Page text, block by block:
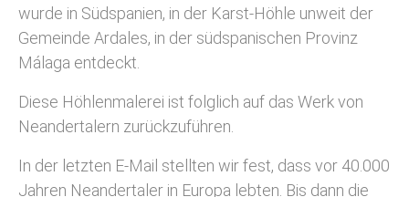
wurde in Südspanien, in der Karst-Höhle unweit der
Gemeinde Ardales, in der südspanischen Provinz
Málaga entdeckt.
Diese Höhlenmalerei ist folglich auf das Werk von
Neandertalern zurückzuführen.
In der letzten E-Mail stellten wir fest, dass vor 40.000
Jahren Neandertaler in Europa lebten. Bis dann die